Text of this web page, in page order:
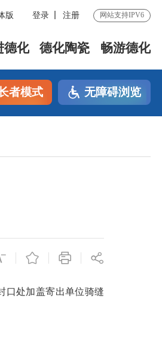
版 登录 注册 网站支持IPV6
德化 德化陶瓷 畅游德化
者模式 无障碍浏览
口处加盖寄出单位骑缝